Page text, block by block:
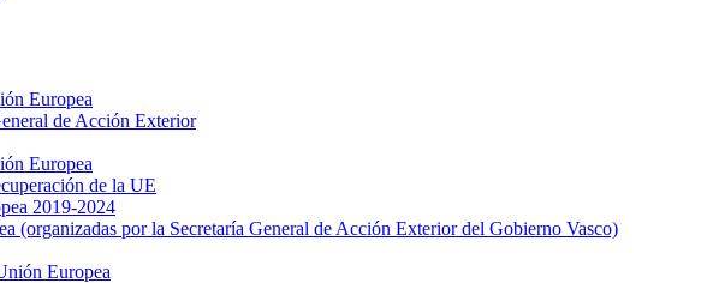
Europea
de Acción Exterior
Europea
de la UE
2019-2024
(organizadas por la Secretaría General de Acción Exterior del Gobierno Vasco)
Europea